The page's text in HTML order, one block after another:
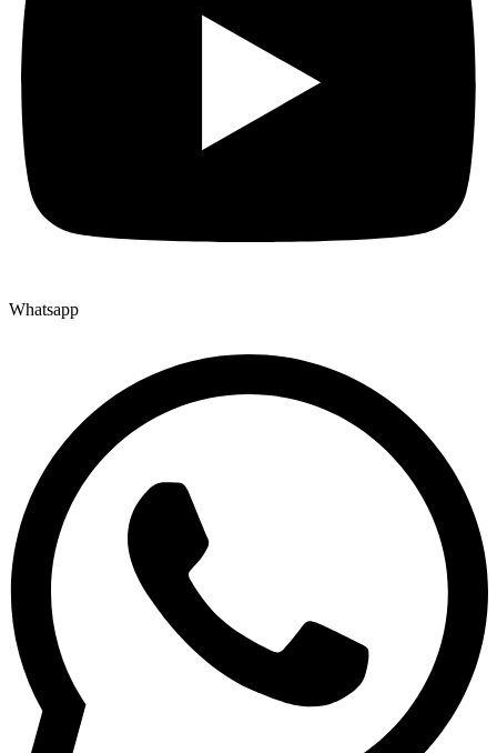
Whatsapp